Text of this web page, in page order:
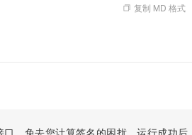
复制 MD 格式
模型，长程编程与推理利器
图片和
训练和推理服务
理容器应用的 K8s 服务 云原生的云上
久记忆，越用越聪明
+ GStack 打造工程团队
首发尝鲜，限时加量 10 倍，夜间低至2折
时限量积分加倍
备案服务码 AI助力短剧漫
Docker
数据库合作
活动全景